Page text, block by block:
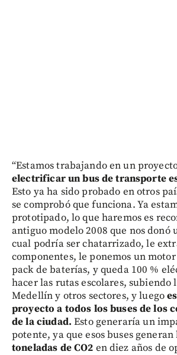
“Estamos trabajando en un
electrificar un bus de transporte
Esto ya ha sido probado en otros
se comprobó que funciona. Ya
prototipado, lo que haremos es
antiguo modelo 2008 que nos donó
cual podría ser chatarrizado, le
componentes, le ponemos un
pack de baterías, y queda 100 %
hacer las rutas escolares, subiendo
Medellín y otros sectores, y luego
proyecto a todos los buses de los
de la ciudad.Esto generaría un
potente, ya que esos buses
toneladas de CO2 en diez años de